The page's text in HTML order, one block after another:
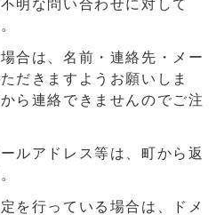
明な問い合わせに対して
合は、名前・連絡先・メー
だきますようお願いしま
ら連絡できませんのでご注
ルアドレス等は、町から返
を行っている場合は、ドメ